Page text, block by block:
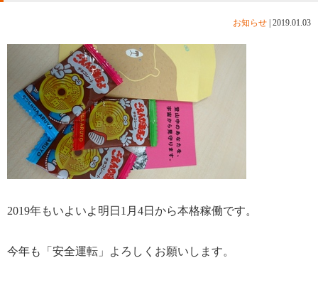
お知らせ 2019.01.03
2019年もいよいよ明日1月4日から本格稼働です。
今年も「安全運転」よろしくお願いします。